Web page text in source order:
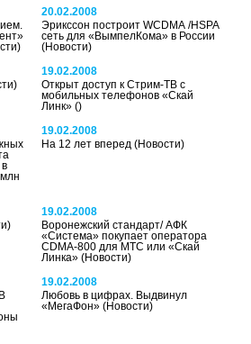
20.02.2008
Эрикссон построит WCDMA /HSPA
сеть для «ВымпелКома» в России
(Новости)
19.02.2008
Открыт доступ к Стрим-ТВ с
мобильных телефонов «Скай
Линк»()
19.02.2008
На 12 лет вперед(Новости)
19.02.2008
Воронежский стандарт/ АФК
«Система» покупает оператора
CDMA-800 для МТС или «Скай
Линка»(Новости)
19.02.2008
Любовь в цифрах. Выдвинул
«МегаФон»(Новости)